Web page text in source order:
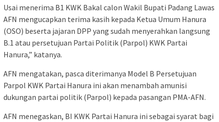
Usai menerima B1 KWK Bakal calon Wakil Bupati Padang Lawas
AFN mengucapkan terima kasih kepada Ketua Umum Hanura
(OSO) beserta jajaran DPP yang sudah menyerahkan langsung
B.1 atau persetujuan Partai Politik (Parpol) KWK Partai
Hanura,” katanya.
AFN mengatakan, pasca diterimanya Model B Persetujuan
Parpol KWK Partai Hanura ini akan menambah amunisi
dukungan partai politik (Parpol) kepada pasangan PMA-AFN.
AFN menegaskan, BI KWK Partai Hanura ini sebagai syarat bagi